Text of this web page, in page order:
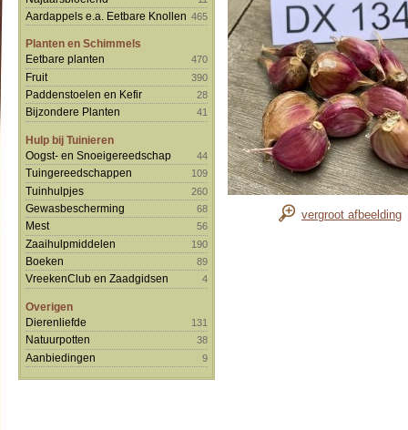
Aardappels e.a. Eetbare Knollen 465
Planten en Schimmels
Eetbare planten
470
Fruit 390
Paddenstoelen en Kefir 28
Bijzondere Planten 41
Hulp bij Tuinieren
Oogst- en Snoeigereedschap
44
Tuingereedschappen 109
Tuinhulpjes 260
Gewasbescherming 68
Mest 56
Zaaihulpmiddelen 190
Boeken 89
VreekenClub en Zaadgidsen 4
Overigen
Dierenliefde
131
Natuurpotten 38
Aanbiedingen 9
vergroot afbeelding